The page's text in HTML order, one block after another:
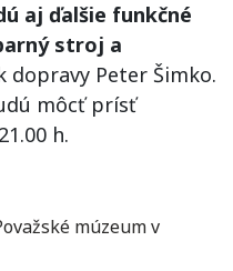
aj ďalšie funkčné
stroj a
Peter Šimko.
môcť prísť
h.
múzeum v